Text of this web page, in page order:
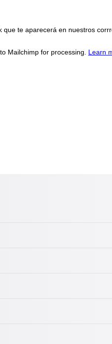
te aparecerá en nuestros
Mailchimp for processing. Learn